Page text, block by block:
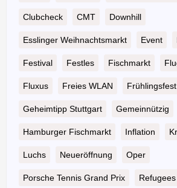
Clubcheck CMT Downhill
Esslinger Weihnachtsmarkt Event
Festival Festles Fischmarkt
Fluxus Freies WLAN Frühlingsfest
Geheimtipp Stuttgart Gemeinnützig
Hamburger Fischmarkt Inflation
Luchs Neueröffnung Oper
Porsche Tennis Grand Prix